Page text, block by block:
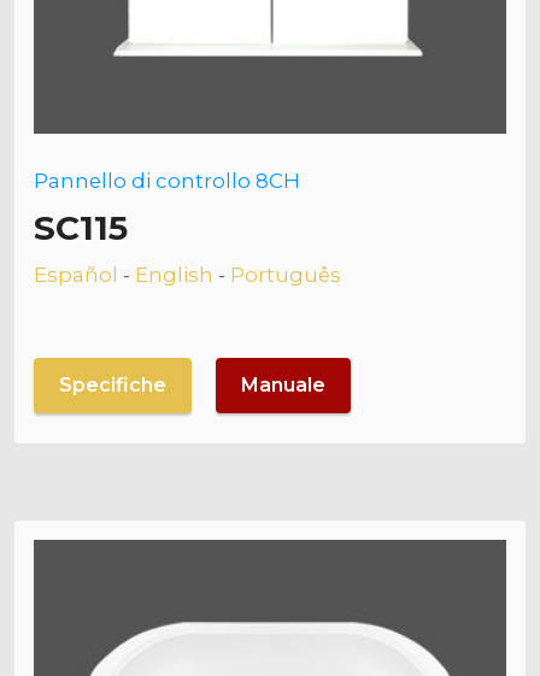
Pannello di controllo 8CH
SC115
Español - English - Português
Specifiche Manuale